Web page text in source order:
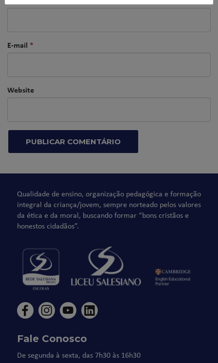
E-mail *
Website
Qualidade de ensino, organização pedagógica e formação
integral da criança/jovem, sempre norteado pelos valores
da ética e da moral, buscando formar “bons cristãos e
honestos cidadãos”.
Fale Conosco
De segunda à sexta, das 7h30 às 16h30